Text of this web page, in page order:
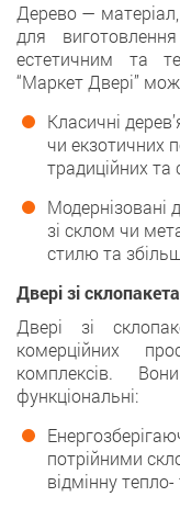
Дерево —
для
естетичним та
“Маркет Двері”
Класичні
чи екзотичних
традиційних та
Модернізовані
зі склом чи
стилю та
Двері зі
Двері зі
комерційних
комплексів.
функціональні:
потрійними
відмінну